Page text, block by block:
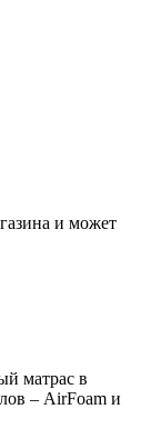
и может
матрас в
– AirFoam и